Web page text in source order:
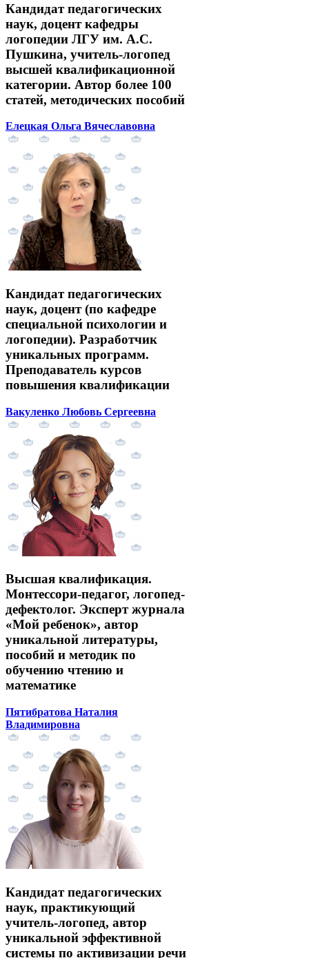
Кандидат педагогических
наук, доцент кафедры
логопедии ЛГУ им. А.С.
Пушкина, учитель-логопед
высшей квалификационной
категории. Автор более 100
статей, методических пособий
Елецкая Ольга Вячеславовна
Кандидат педагогических
наук, доцент (по кафедре
специальной психологии и
логопедии). Разработчик
уникальных программ.
Преподаватель курсов
повышения квалификации
Вакуленко Любовь Сергеевна
Высшая квалификация.
Монтессори-педагог, логопед-
дефектолог. Эксперт журнала
«Мой ребенок», автор
уникальной литературы,
пособий и методик по
обучению чтению и
математике
Пятибратова Наталия
Владимировна
Кандидат педагогических
наук, практикующий
учитель-логопед, автор
уникальной эффективной
системы по активизации речи